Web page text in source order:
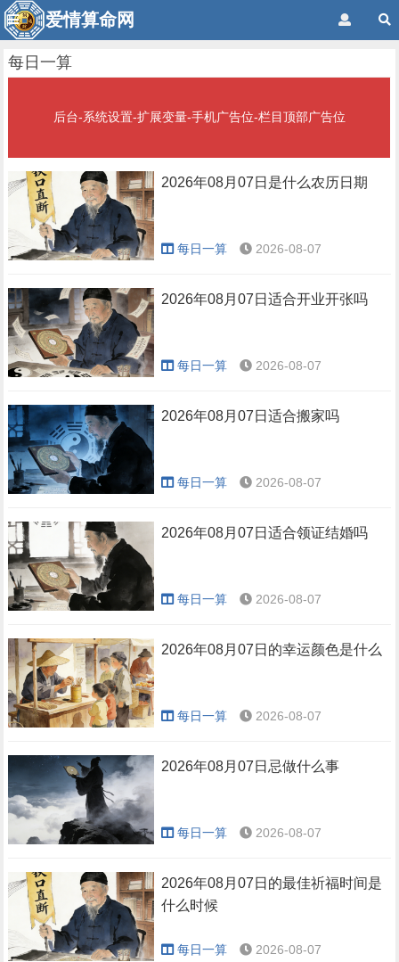
爱情算命网
每日一算
后台-系统设置-扩展变量-手机广告位-栏目顶部广告位
2026年08月07日是什么农历日期
每日一算 2026-08-07
2026年08月07日适合开业开张吗
每日一算 2026-08-07
2026年08月07日适合搬家吗
每日一算 2026-08-07
2026年08月07日适合领证结婚吗
每日一算 2026-08-07
2026年08月07日的幸运颜色是什么
每日一算 2026-08-07
2026年08月07日忌做什么事
每日一算 2026-08-07
2026年08月07日的最佳祈福时间是
什么时候
每日一算 2026-08-07